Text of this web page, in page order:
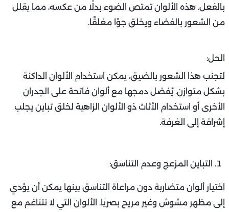
بالفعل. هذه الألوان تمتص الضوء بدلًا من عكسه، مما يقلل
من الشعور بالفضاء ويخلق جوًا مغلقًا.
الحل:
لتجنب هذا الشعور بالضيق، يمكن استخدام الألوان الداكنة
بشكل متوازن. يُفضل دمجها مع ألوان فاتحة على الجدران
الأخرى أو استخدام الأثاث ذو الألوان الزاهية لخلق تباين يجلب
إشراقة إلى الغرفة.
التباين المزعج وعدم التناسق:
اختيار ألوان متضاربة دون مراعاة التناسق بينها يمكن أن يؤدي
إلى مظهر مشوش وغير مريح بصريًا. الألوان التي لا تتناغم مع